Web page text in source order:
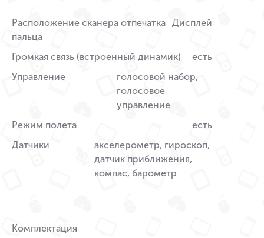
Расположение сканера отпечатка
пальца
Дисплей
Громкая связь (встроенный динамик)
есть
Управление
голосовой набор,
голосовое
управление
Режим полета
есть
Датчики
акселерометр, гироскоп,
датчик приближения,
компас, барометр
Комплектация